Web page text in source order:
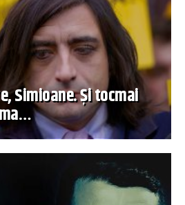
Simioane. Și tocmai